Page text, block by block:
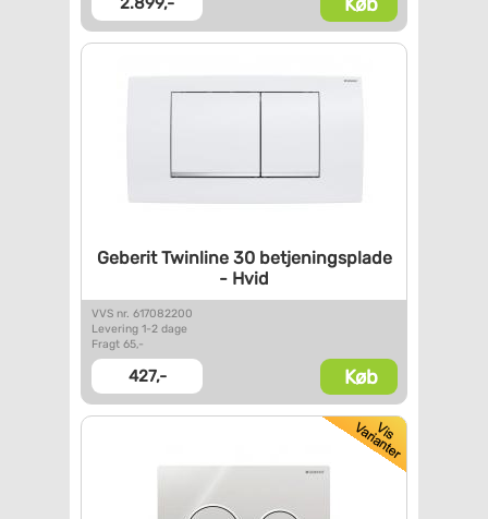
Geberit Twinline 30betjeningsplade
- Hvid
VVS nr. 617082200
Levering 1-2 dage
Fragt 65,-
427,- Køb